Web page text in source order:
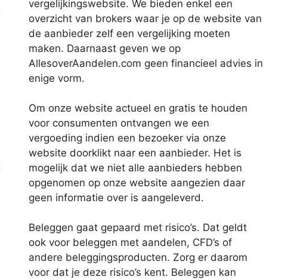
vergelijkingswebsite. We bieden enkel een
overzicht van brokers waar je op de website van
de aanbieder zelf een vergelijking moeten
maken. Daarnaast geven we op
AllesoverAandelen.com geen financieel advies in
enige vorm.
Om onze website actueel en gratis te houden
voor consumenten ontvangen we een
vergoeding indien een bezoeker via onze
website doorklikt naar een aanbieder. Het is
mogelijk dat we niet alle aanbieders hebben
opgenomen op onze website aangezien daar
geen informatie over is aangeleverd.
Beleggen gaat gepaard met risico’s. Dat geldt
ook voor beleggen met aandelen, CFD’s of
andere beleggingsproducten. Zorg er daarom
voor dat je deze risico’s kent. Beleggen kan